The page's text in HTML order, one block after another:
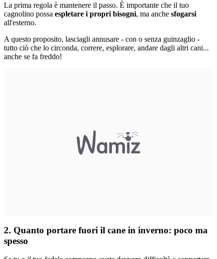
La prima regola è mantenere il passo. È importante che il tuo
cagnolino possa espletare i propri bisogni, ma anche sfogarsi
all'esterno.
A questo proposito, lasciagli annusare - con o senza guinzaglio -
tutto ciò che lo circonda, correre, esplorare, andare dagli altri cani...
anche se fa freddo!
2. Quanto portare fuori il cane in inverno: poco ma
spesso